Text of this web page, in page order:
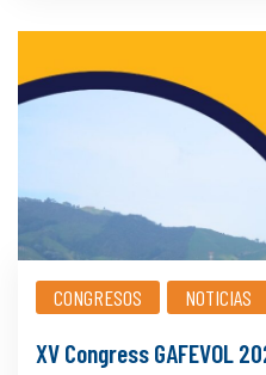
CONGRESOS NOTICIAS
XV Congress GAFEVOL